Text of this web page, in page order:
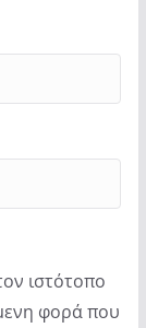
ιστότοπο
φορά που